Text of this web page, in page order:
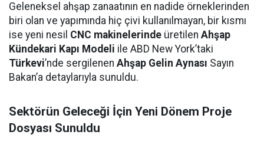
Geleneksel ahşap zanaatının en nadide örneklerinden
biri olan ve yapımında hiç çivi kullanılmayan, bir kısmı
ise yeni nesil CNC makinelerinde üretilen Ahşap
Kündekari Kapı Modeli ile ABD New York’taki
Türkevi’nde sergilenen Ahşap Gelin Aynası Sayın
Bakan’a detaylarıyla sunuldu.
Sektörün Geleceği İçin Yeni Dönem Proje
Dosyası Sunuldu